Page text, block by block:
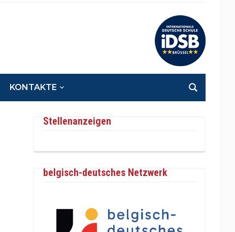
KONTAKTE
Stellenanzeigen
belgisch-deutsches Netzwerk